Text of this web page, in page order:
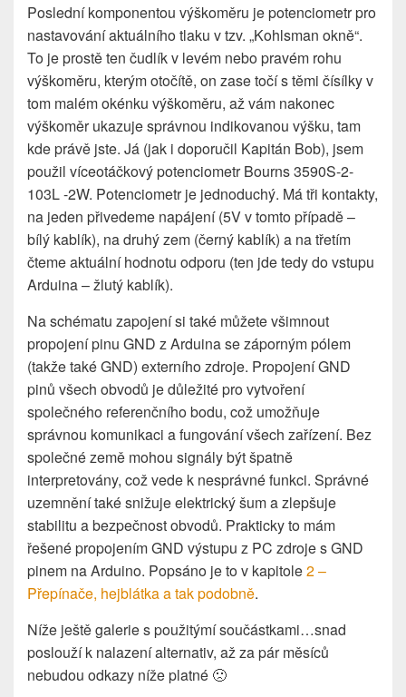
Poslední komponentou výškoměru je potenciometr pro
nastavování aktuálního tlaku v tzv. „Kohlsman okně“.
To je prostě ten čudlík v levém nebo pravém rohu
výškoměru, kterým otočítě, on zase točí s těmi čísílky v
tom malém okénku výškoměru, až vám nakonec
výškoměr ukazuje správnou indikovanou výšku, tam
kde právě jste. Já (jak i doporučil Kapitán Bob), jsem
použil víceotáčkový potenciometr Bourns 3590S-2-
103L -2W. Potenciometr je jednoduchý. Má tři kontakty,
na jeden přivedeme napájení (5V v tomto případě –
bílý kablík), na druhý zem (černý kablík) a na třetím
čteme aktuální hodnotu odporu (ten jde tedy do vstupu
Arduina – žlutý kablík).
Na schématu zapojení si také můžete všimnout
propojení pinu GND z Arduina se záporným pólem
(takže také GND) externího zdroje. Propojení GND
pinů všech obvodů je důležité pro vytvoření
společného referenčního bodu, což umožňuje
správnou komunikaci a fungování všech zařízení. Bez
společné země mohou signály být špatně
interpretovány, což vede k nesprávné funkci. Správné
uzemnění také snižuje elektrický šum a zlepšuje
stabilitu a bezpečnost obvodů. Prakticky to mám
řešené propojením GND výstupu z PC zdroje s GND
pinem na Arduino. Popsáno je to v kapitole2 –
Přepínače, hejblátka a tak podobně.
Níže ještě galerie s použitýmí součástkami…snad
poslouží k nalazení alternativ, až za pár měsíců
nebudou odkazy níže platné 🙁